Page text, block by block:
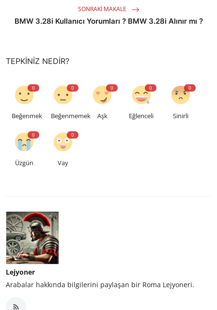
SONRAKI MAKALE
BMW 3.28i Kullanıcı Yorumları ? BMW 3.28i Alınır mı ?
TEPKINIZ NEDIR?
0
Beğenmek
0
Beğenmemek
0
Aşk
0
Eğlenceli
0
Sinirli
0
Üzgün
0
Vay
Lejyoner
Arabalar hakkında bilgilerini paylaşan bir Roma Lejyoneri.